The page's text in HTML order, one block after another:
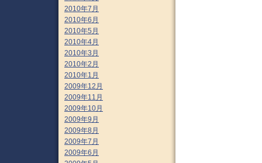
2010年7月
2010年6月
2010年5月
2010年4月
2010年3月
2010年2月
2010年1月
2009年12月
2009年11月
2009年10月
2009年9月
2009年8月
2009年7月
2009年6月